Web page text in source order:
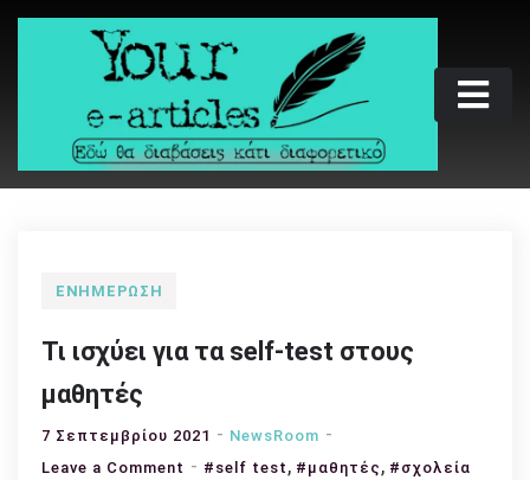
Skip
Your e-articles
Εδώ θα διαβάσεις κάτι διαφορετικό
ΕΝΗΜΈΡΩΣΗ
Τι ισχύει για τα self-test στους
μαθητές
7 Σεπτεμβρίου 2021
NewsRoom
Leave a Comment on #self test , #μαθητές , #σχολεία